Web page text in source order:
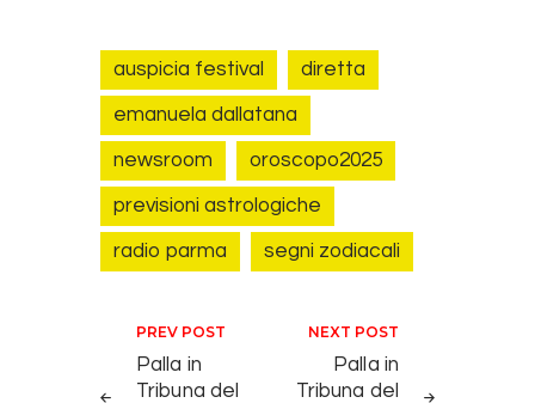
auspicia festival diretta
emanuela dallatana
newsroom oroscopo2025
previsioni astrologiche
radio parma segni zodiacali
Navigazione articoli
PREV POST
Palla in
Tribuna del
NEXT POST
Palla in
Tribuna del